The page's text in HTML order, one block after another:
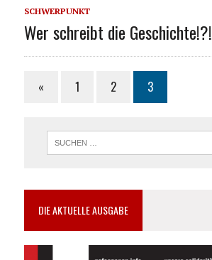
SCHWERPUNKT
Wer schreibt die Geschichte!?!
« 1 2 3
DIE AKTUELLE AUSGABE